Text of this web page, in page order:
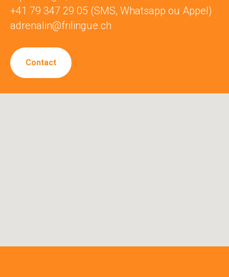
+41 79 347 29 05 (SMS, Whatsapp ou Appel)
adrenalin@frilingue.ch
Contact